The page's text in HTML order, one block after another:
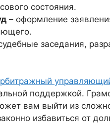
состояния.
– оформление
заседания,
поддержкой.
вам выйти из
избавиться от